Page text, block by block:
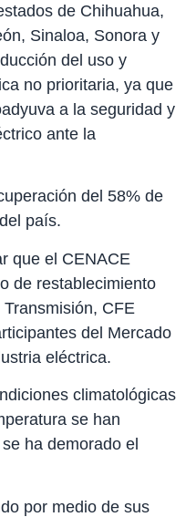
de Chihuahua,
Sinaloa, Sonora y
del uso y
no prioritaria, ya que
a la seguridad y
ante la
del 58% de
país.
que el CENACE
de restablecimiento
CFE
del Mercado
eléctrica.
climatológicas
se han
ha demorado el
por medio de sus